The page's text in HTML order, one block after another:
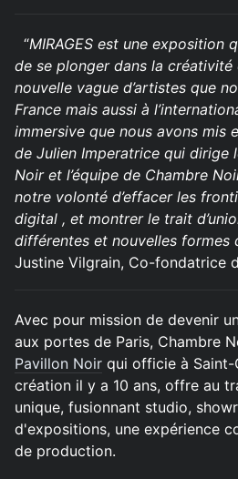
“MIRAGES est une exposition
de se plonger dans la créativité
nouvelle vague d’artistes que
France mais aussi à
immersive que nous avons mis
de Julien Imperatrice qui dirige
Noir et l’équipe de Chambre
notre volonté d’effacer les
digital , et montrer le trait
différentes et nouvelles formes
Justine Vilgrain, Co-fondatrice
Avec pour mission de devenir
aux portes de Paris, Chambre
Pavillon Noir qui officie à Saint-
création il y a 10 ans, offre au
unique, fusionnant studio,
d'expositions, une expérience
de production.